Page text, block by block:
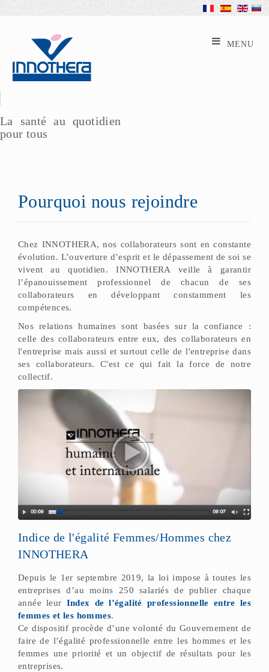
La santé au quotidien
pour tous
Pourquoi nous rejoindre
Chez INNOTHERA, nos collaborateurs sont en constante
évolution. L’ouverture d’esprit et le dépassement de soi se
vivent au quotidien. INNOTHERA veille à garantir
l’épanouissement professionnel de chacun de ses
collaborateurs en développant constamment les
compétences.
Nos relations humaines sont basées sur la confiance :
celle des collaborateurs entre eux, des collaborateurs en
l'entreprise mais aussi et surtout celle de l'entreprise dans
ses collaborateurs. C'est ce qui fait la force de notre
collectif.
Indice de l'égalité Femmes/Hommes chez
INNOTHERA
Depuis le 1er septembre 2019, la loi impose à toutes les
entreprises d’au moins 250 salariés de publier chaque
année leur Index de l’égalité professionnelle entre les
femmes et les hommes.
Ce dispositif procède d’une volonté du Gouvernement de
faire de l’égalité professionnelle entre les hommes et les
femmes une priorité et un objectif de résultats pour les
entreprises.